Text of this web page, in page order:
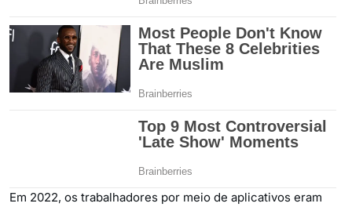
Em 2022, os trabalhadores por meio de aplicativos eram